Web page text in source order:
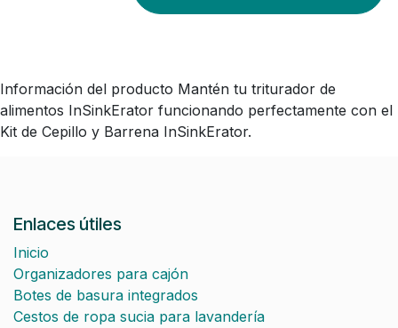
Información del producto Mantén tu triturador de
alimentos InSinkErator funcionando perfectamente con el
Kit de Cepillo y Barrena InSinkErator.
Enlaces útiles
Inicio
Organizadores para cajón
Botes de basura integrados
Cestos de ropa sucia para lavandería